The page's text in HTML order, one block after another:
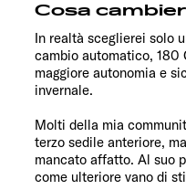
Cosa
In realtà sceglierei solo
cambio automatico, 180
maggiore autonomia e
invernale.
Molti della mia
terzo sedile anteriore,
mancato affatto. Al suo
come ulteriore vano di